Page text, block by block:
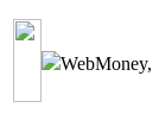
WebMoney,